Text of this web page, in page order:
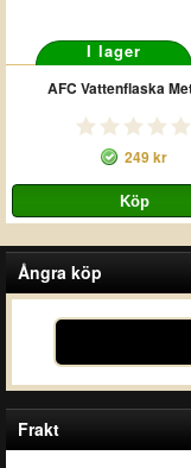
I lager
AFC Vattenflaska
249 kr
Ångra köp
Frakt